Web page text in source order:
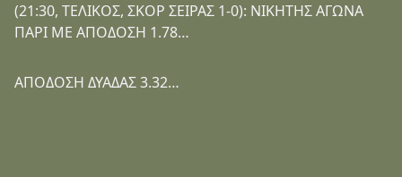
(21:30, ΤΕΛΙΚΟΣ, ΣΚΟΡ ΣΕΙΡΑΣ 1-0): ΝΙΚΗΤΗΣ ΑΓΩΝΑ
ΠΑΡΙ ΜΕ ΑΠΟΔΟΣΗ 1.78…
ΑΠΟΔΟΣΗ ΔΥΑΔΑΣ 3.32…